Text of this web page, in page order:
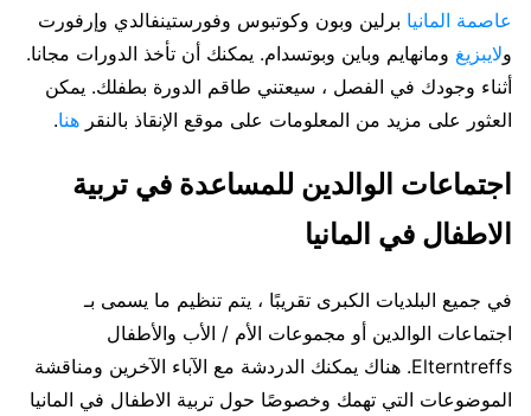
عاصمة المانيا برلين وبون وكوتبوس وفورستينفالدي وإرفورت
ولايبزيغ ومانهايم وباين وبوتسدام. يمكنك أن تأخذ الدورات مجانا.
أثناء وجودك في الفصل ، سيعتني طاقم الدورة بطفلك. يمكن
العثور على مزيد من المعلومات على موقع الإنقاذ بالنقر هنا.
اجتماعات الوالدين للمساعدة في تربية
الاطفال في المانيا
في جميع البلديات الكبرى تقريبًا ، يتم تنظيم ما يسمى بـ
اجتماعات الوالدين أو مجموعات الأم / الأب والأطفال
Elterntreffs. هناك يمكنك الدردشة مع الآباء الآخرين ومناقشة
الموضوعات التي تهمك وخصوصًا حول تربية الاطفال في المانيا